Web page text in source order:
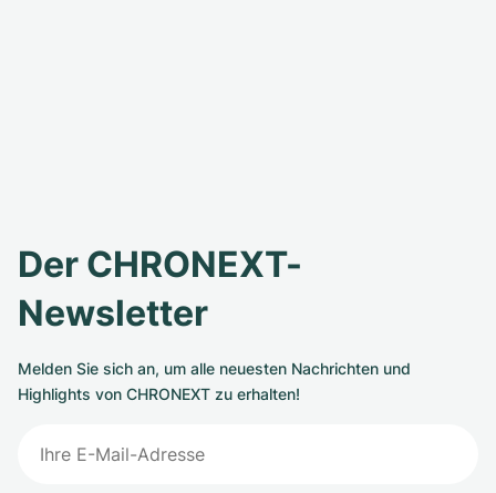
Der CHRONEXT-
Newsletter
Melden Sie sich an, um alle neuesten Nachrichten und
Highlights von CHRONEXT zu erhalten!